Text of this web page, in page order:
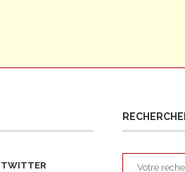
TWITTER